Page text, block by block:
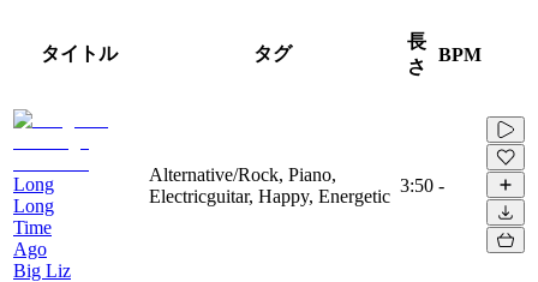
タイトル タグ
長
さ
BPM
Long
Long
Time
Ago
Big Liz
Alternative/Rock, Piano,
Electricguitar, Happy, Energetic
3:50 -